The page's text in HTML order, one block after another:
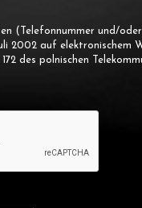
(Telefonnummer und/
2002 auf elektronischem
des polnischen